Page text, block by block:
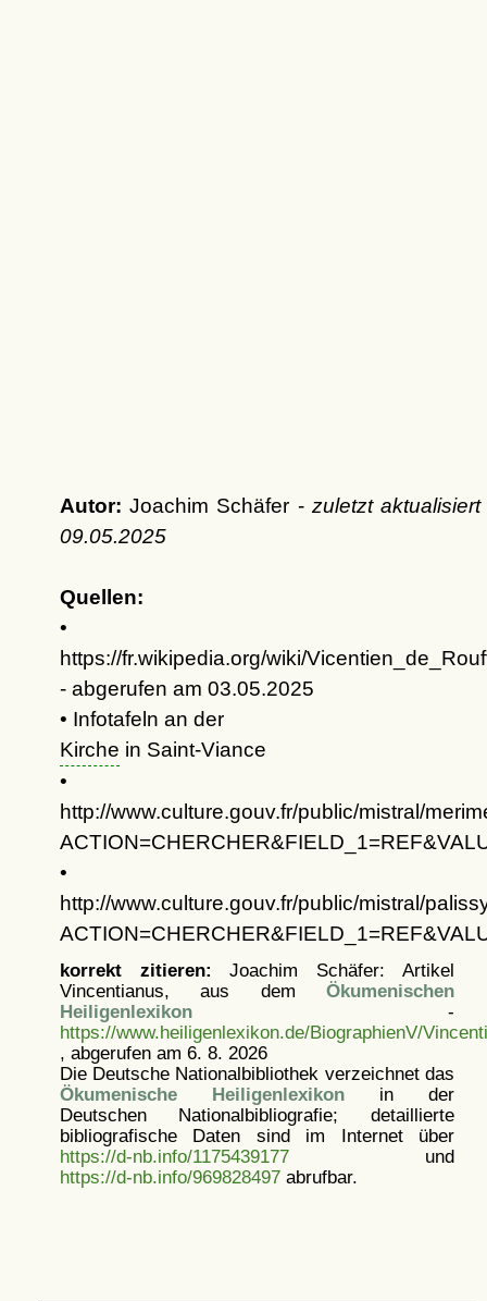
Autor: Joachim Schäfer -zuletzt aktualisiert
09.05.2025
Quellen:
•
https://fr.wikipedia.org/wiki/
- abgerufen am 03.05.2025
• Infotafeln an der
Kirche in Saint-Viance
•
http://www.culture.gouv.fr/public/mistral/
•
http://www.culture.gouv.fr/public/mistral/
korrekt zitieren: Joachim Schäfer: Artikel
Vincentianus, aus dem Ökumenischen
Heiligenlexikon-
https://www.heiligenlexikon.de/BiographienV/
, abgerufen am 6. 8. 2026
Die Deutsche Nationalbibliothek verzeichnet das
Ökumenische Heiligenlexikonin der
Deutschen Nationalbibliografie; detaillierte
bibliografische Daten sind im Internet über
https://d-nb.info/1175439177und
https://d-nb.info/969828497abrufbar.